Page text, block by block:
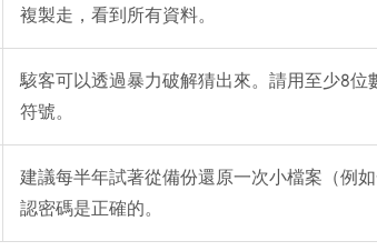
複製走，看到所有資料。
駭客可以透過暴力破解猜出來。請用至少8位
符號。
建議每半年試著從備份還原一次小檔案（例
認密碼是正確的。